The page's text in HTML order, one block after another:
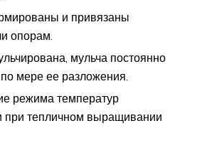
и привязаны
опорам.
мульча постоянно
мере ее разложения.
режима температур
при тепличном выращивании